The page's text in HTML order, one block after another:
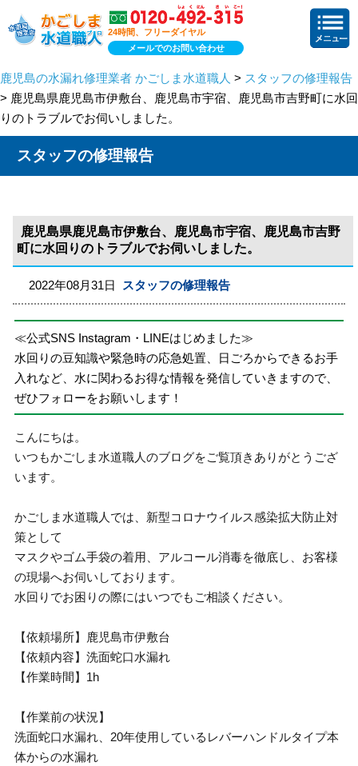
24時間、フリーダイヤル
メールでのお問い合わせ
鹿児島の水漏れ修理業者 かごしま水道職人 > スタッフの修理報告
> 鹿児島県鹿児島市伊敷台、鹿児島市宇宿、鹿児島市吉野町に水回
りのトラブルでお伺いしました。
スタッフの修理報告
鹿児島県鹿児島市伊敷台、鹿児島市宇宿、鹿児島市吉野
町に水回りのトラブルでお伺いしました。
2022年08月31日 スタッフの修理報告
≪公式SNS Instagram・LINEはじめました≫
水回りの豆知識や緊急時の応急処置、日ごろからできるお手
入れなど、水に関わるお得な情報を発信していきますので、
ぜひフォローをお願いします！
こんにちは。
いつもかごしま水道職人のブログをご覧頂きありがとうござ
います。
かごしま水道職人では、新型コロナウイルス感染拡大防止対
策として
マスクやゴム手袋の着用、アルコール消毒を徹底し、お客様
の現場へお伺いしております。
水回りでお困りの際にはいつでもご相談ください。
【依頼場所】鹿児島市伊敷台
【依頼内容】洗面蛇口水漏れ
【作業時間】1h
【作業前の状況】
洗面蛇口水漏れ、20年使用しているレバーハンドルタイプ本
体からの水漏れ